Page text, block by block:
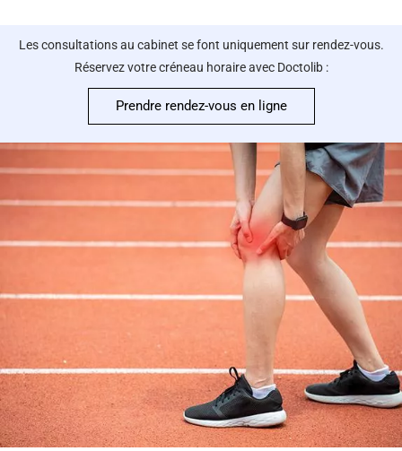
Les consultations au cabinet se font uniquement sur rendez-vous.
Réservez votre créneau horaire avec Doctolib :
Prendre rendez-vous en ligne